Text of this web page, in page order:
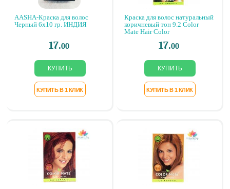
AASHA-Краска для волос
Черный 6х10 гр. ИНДИЯ
17.00
Краска для волос натуральный
коричневый тон 9.2 Color
Mate Hair Color
17.00